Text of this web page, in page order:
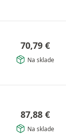
70,79 €
Na sklade
87,88 €
Na sklade